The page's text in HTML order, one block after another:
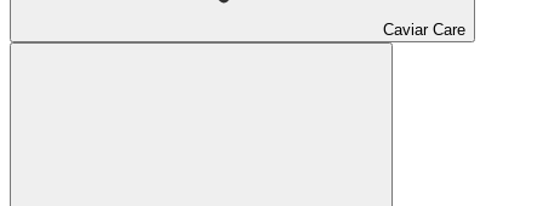
Caviar Care